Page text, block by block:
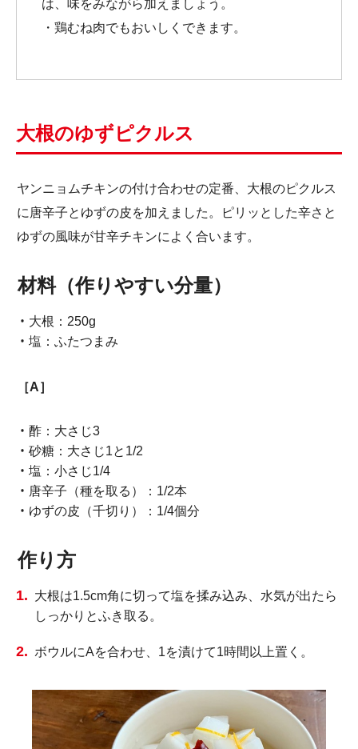
は、味をみながら加えましょう。
・鶏むね肉でもおいしくできます。
大根のゆずピクルス
ヤンニョムチキンの付け合わせの定番、大根のピクルス
に唐辛子とゆずの皮を加えました。ピリッとした辛さと
ゆずの風味が甘辛チキンによく合います。
材料（作りやすい分量）
大根：250g
塩：ふたつまみ
［A］
酢：大さじ3
砂糖：大さじ1と1/2
塩：小さじ1/4
唐辛子（種を取る）：1/2本
ゆずの皮（千切り）：1/4個分
作り方
大根は1.5cm角に切って塩を揉み込み、水気が出たら
しっかりとふき取る。
ボウルにAを合わせ、1を漬けて1時間以上置く。